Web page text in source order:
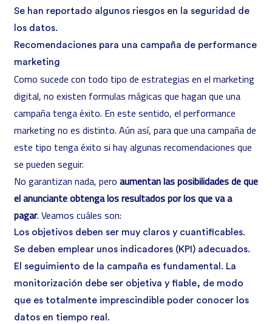
Se han reportado algunos riesgos en la seguridad de
los datos.
Recomendaciones para una campaña de performance
marketing
Como sucede con todo tipo de estrategias en el marketing
digital, no existen formulas mágicas que hagan que una
campaña tenga éxito. En este sentido, el performance
marketing no es distinto. Aún así, para que una campaña de
este tipo tenga éxito si hay algunas recomendaciones que
se pueden seguir.
No garantizan nada, pero aumentan las posibilidades de que
el anunciante obtenga los resultados por los que va a
pagar. Veamos cuáles son:
Los objetivos deben ser muy claros y cuantificables.
Se deben emplear unos indicadores (KPI) adecuados.
El seguimiento de la campaña es fundamental. La
monitorización debe ser objetiva y fiable, de modo
que es totalmente imprescindible poder conocer los
datos en tiempo real.